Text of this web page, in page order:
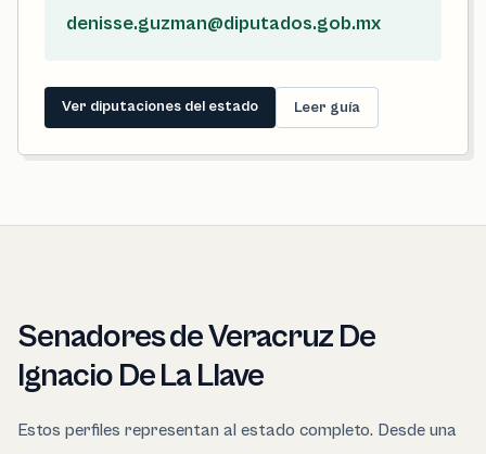
denisse.guzman@diputados.gob.mx
Ver diputaciones del estado Leer guía
Senadores de Veracruz De
Ignacio De La Llave
Estos perfiles representan al estado completo. Desde una